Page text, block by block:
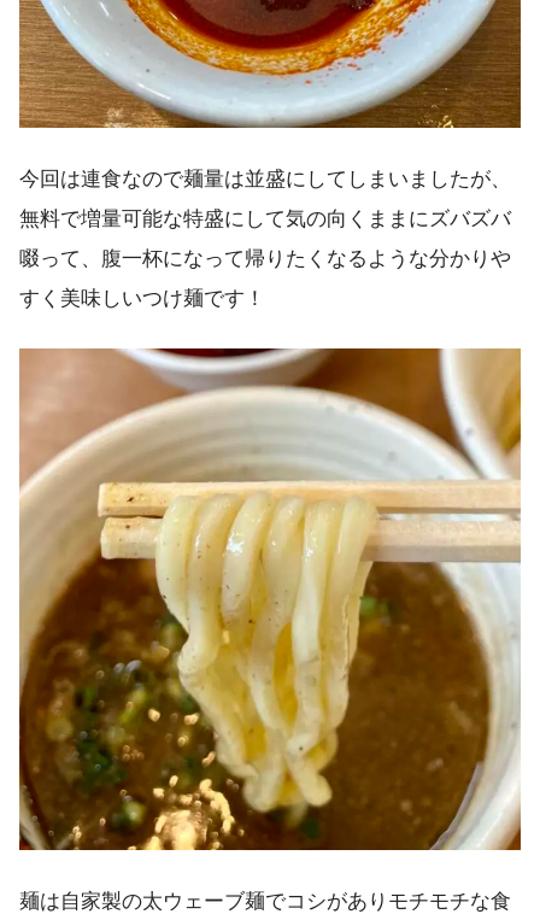
今回は連食なので麺量は並盛にしてしまいましたが、
無料で増量可能な特盛にして気の向くままにズバズバ
啜って、腹一杯になって帰りたくなるような分かりや
すく美味しいつけ麺です！
麺は自家製の太ウェーブ麺でコシがありモチモチな食